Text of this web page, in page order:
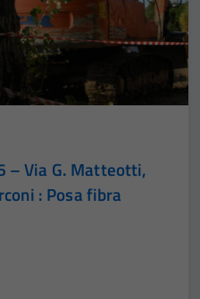
– Via G. Matteotti,
: Posa fibra